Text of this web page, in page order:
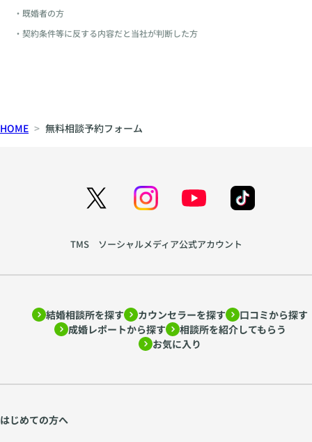
・既婚者の方
・契約条件等に反する内容だと当社が判断した方
HOME 無料相談予約フォーム
TMS ソーシャルメディア公式アカウント
結婚相談所を探す カウンセラーを探す
口コミから探す
成婚レポートから探す
相談所を紹介してもらう
お気に入り
はじめての方へ